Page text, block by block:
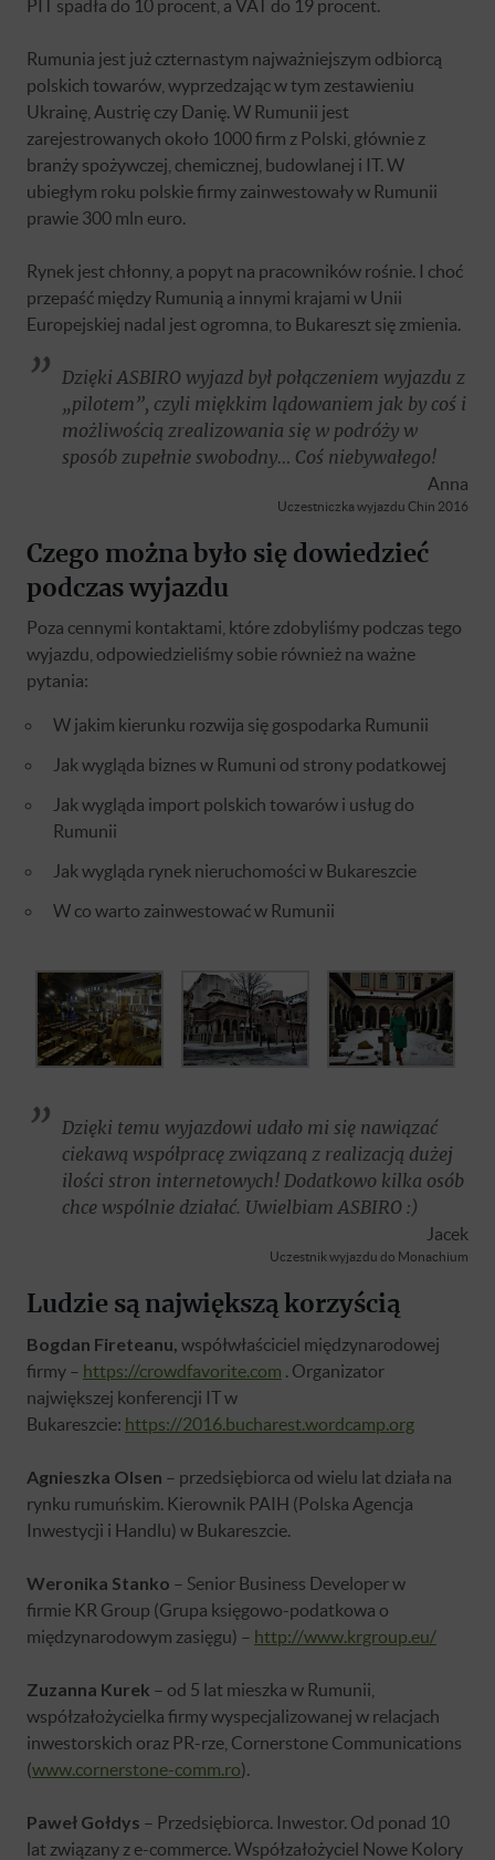
PIT spadła do 10 procent, a VAT do 19 procent.
Rumunia jest już czternastym najważniejszym odbiorcą
polskich towarów, wyprzedzając w tym zestawieniu
Ukrainę, Austrię czy Danię. W Rumunii jest
zarejestrowanych około 1000 firm z Polski, głównie z
branży spożywczej, chemicznej, budowlanej i IT. W
ubiegłym roku polskie firmy zainwestowały w Rumunii
prawie 300 mln euro.
Rynek jest chłonny, a popyt na pracowników rośnie. I choć
przepaść między Rumunią a innymi krajami w Unii
Europejskiej nadal jest ogromna, to Bukareszt się zmienia.
Dzięki ASBIRO wyjazd był połączeniem wyjazdu z
„pilotem”, czyli miękkim lądowaniem jak by coś i
możliwością zrealizowania się w podróży w
sposób zupełnie swobodny… Coś niebywałego!
Anna
Uczestniczka wyjazdu Chin 2016
Czego można było się dowiedzieć
podczas wyjazdu
Poza cennymi kontaktami, które zdobyliśmy podczas tego
wyjazdu, odpowiedzieliśmy sobie również na ważne
pytania:
W jakim kierunku rozwija się gospodarka Rumunii
Jak wygląda biznes w Rumuni od strony podatkowej
Jak wygląda import polskich towarów i usług do
Rumunii
Jak wygląda rynek nieruchomości w Bukareszcie
W co warto zainwestować w Rumunii
Dzięki temu wyjazdowi udało mi się nawiązać
ciekawą współpracę związaną z realizacją dużej
ilości stron internetowych! Dodatkowo kilka osób
chce wspólnie działać. Uwielbiam ASBIRO :)
Jacek
Uczestnik wyjazdu do Monachium
Ludzie są największą korzyścią
Bogdan Fireteanu, współwłaściciel międzynarodowej
firmy – https://crowdfavorite.com . Organizator
największej konferencji IT w
Bukareszcie: https://2016.bucharest.wordcamp.org
Agnieszka Olsen – przedsiębiorca od wielu lat działa na
rynku rumuńskim. Kierownik PAIH (Polska Agencja
Inwestycji i Handlu) w Bukareszcie.
Weronika Stanko – Senior Business Developer w
firmie KR Group (Grupa księgowo-podatkowa o
międzynarodowym zasięgu) – http://www.krgroup.eu/
Zuzanna Kurek – od 5 lat mieszka w Rumunii,
współzałożycielka firmy wyspecjalizowanej w relacjach
inwestorskich oraz PR-rze, Cornerstone Communications
(www.cornerstone-comm.ro).
Paweł Gołdys – Przedsiębiorca. Inwestor. Od ponad 10
lat związany z e-commerce. Współzałożyciel Nowe Kolory